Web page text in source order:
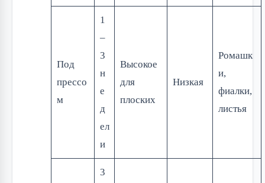
Под
прессо
м
1
–
3
н
е
д
ел
и
Высокое
для
плоских
Низкая
Ромашк
и,
фиалки,
листья
3